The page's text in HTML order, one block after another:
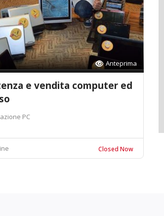
Anteprima
e vendita computer ed
PC
Closed Now